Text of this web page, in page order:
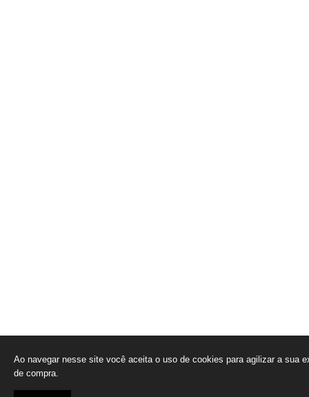
Ao navegar nesse site você aceita o uso de cookies para agilizar a sua
de compra.